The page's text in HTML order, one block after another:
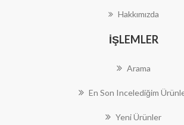
Hakkımızda
İŞLEMLER
Arama
En Son Incelediğim
Yeni Ürünler